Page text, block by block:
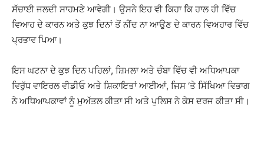
ਸੱਚਾਈ ਜਲਦੀ ਸਾਹਮਣੇ ਆਵੇਗੀ। ਉਸਨੇ ਇਹ ਵੀ ਕਿਹਾ ਕਿ ਹਾਲ ਹੀ ਵਿੱਚ
ਵਿਆਹ ਦੇ ਕਾਰਨ ਅਤੇ ਕੁਝ ਦਿਨਾਂ ਤੋਂ ਨੀਂਦ ਨਾ ਆਉਣ ਦੇ ਕਾਰਨ ਵਿਅਹਾਰ ਵਿੱਚ
ਪ੍ਰਭਾਵ ਪਿਆ।
ਇਸ ਘਟਨਾ ਦੇ ਕੁਝ ਦਿਨ ਪਹਿਲਾਂ, ਸ਼ਿਮਲਾ ਅਤੇ ਚੰਬਾ ਵਿੱਚ ਵੀ ਅਧਿਆਪਕਾ
ਵਿਰੁੱਧ ਵਾਇਰਲ ਵੀਡੀਓ ਅਤੇ ਸ਼ਿਕਾਇਤਾਂ ਆਈਆਂ, ਜਿਸ ‘ਤੇ ਸਿੱਖਿਆ ਵਿਭਾਗ
ਨੇ ਅਧਿਆਪਕਾਵਾਂ ਨੂੰ ਮੁਅੱਤਲ ਕੀਤਾ ਸੀ ਅਤੇ ਪੁਲਿਸ ਨੇ ਕੇਸ ਦਰਜ ਕੀਤਾ ਸੀ।